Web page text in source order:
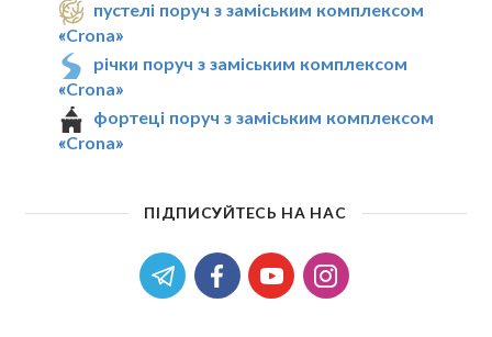
пустелі поруч з заміським комплексом
«Crona»
річки поруч з заміським комплексом
«Crona»
фортеці поруч з заміським комплексом
«Crona»
ПІДПИСУЙТЕСЬ НА НАС